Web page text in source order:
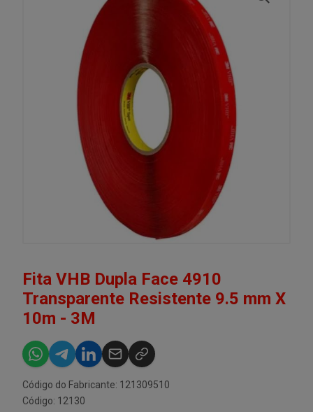
Fita VHB Dupla Face 4910
Transparente Resistente 9.5 mm X
10m - 3M
Código do Fabricante: 121309510
Código: 12130